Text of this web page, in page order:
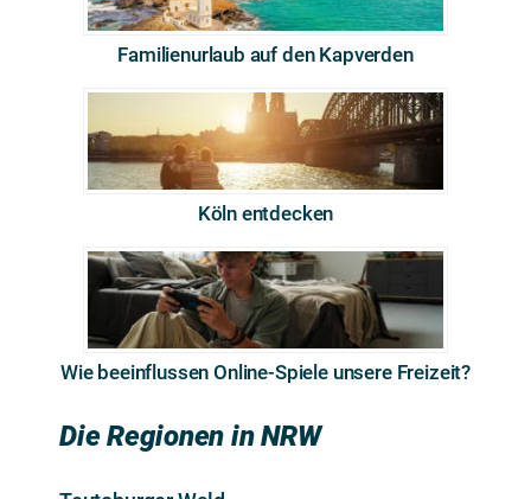
Familienurlaub auf den Kapverden
Köln entdecken
Wie beeinflussen Online-Spiele unsere Freizeit?
Die Regionen in NRW